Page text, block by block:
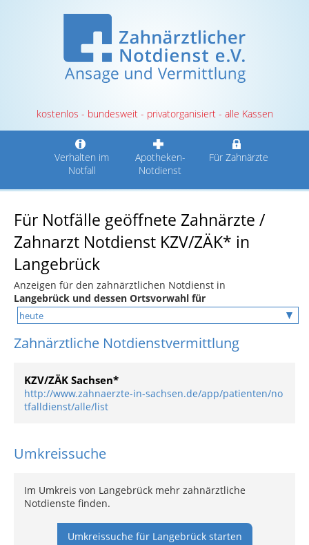
kostenlos - bundesweit - privatorganisiert - alle Kassen
Verhalten im
Notfall
Apotheken-
Notdienst
Für Zahnärzte
Für Notfälle geöffnete Zahnärzte /
Zahnarzt Notdienst KZV/ZÄK* in
Langebrück
Anzeigen für den zahnärztlichen Notdienst in
Langebrück und dessen Ortsvorwahl für
Zahnärztliche Notdienstvermittlung
KZV/ZÄK Sachsen*
http://www.zahnaerzte-in-sachsen.de/app/patienten/no
tfalldienst/alle/list
Umkreissuche
Im Umkreis von Langebrück mehr zahnärztliche
Notdienste finden.
Umkreissuche für Langebrück starten